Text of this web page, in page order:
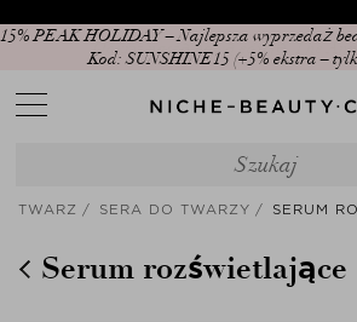
15% PEAK HOLIDAY – Najlepsza wyprzedaż
Kod: SUNSHINE15 (+5% ekstra –
TWARZ SERA DO TWARZY SERUM
Serum rozświetlające